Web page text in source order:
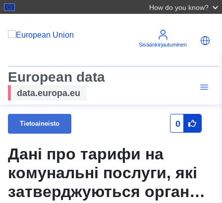
How do you know?
Sisäänkirjautuminen
European data
data.europa.eu
Tietoaineisto 0
Дані про тарифи на
комунальні послуги, які
затверджуються органом